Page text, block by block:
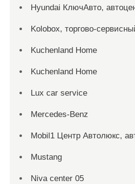
Hyundai КлючАвто,
Kolobox, торгово-
Kuchenland Home
Kuchenland Home
Lux car service
Mercedes-Benz
Mobil1 Центр Автолюкс,
Mustang
Niva center 05